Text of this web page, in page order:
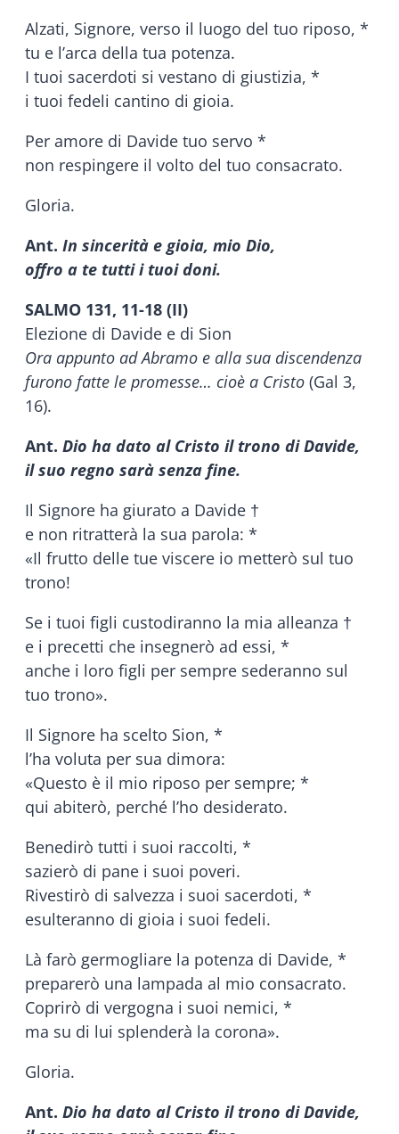
Alzati, Signore, verso il luogo del tuo riposo, *
tu e l’arca della tua potenza.
I tuoi sacerdoti si vestano di giustizia, *
i tuoi fedeli cantino di gioia.
Per amore di Davide tuo servo *
non respingere il volto del tuo consacrato.
Gloria.
Ant. In sincerità e gioia, mio Dio,
offro a te tutti i tuoi doni.
SALMO 131, 11-18 (II)
Elezione di Davide e di Sion
Ora appunto ad Abramo e alla sua discendenza
furono fatte le promesse… cioè a Cristo (Gal 3,
16).
Ant. Dio ha dato al Cristo il trono di Davide,
il suo regno sarà senza fine.
Il Signore ha giurato a Davide †
e non ritratterà la sua parola: *
«Il frutto delle tue viscere io metterò sul tuo
trono!
Se i tuoi figli custodiranno la mia alleanza †
e i precetti che insegnerò ad essi, *
anche i loro figli per sempre sederanno sul
tuo trono».
Il Signore ha scelto Sion, *
l’ha voluta per sua dimora:
«Questo è il mio riposo per sempre; *
qui abiterò, perché l’ho desiderato.
Benedirò tutti i suoi raccolti, *
sazierò di pane i suoi poveri.
Rivestirò di salvezza i suoi sacerdoti, *
esulteranno di gioia i suoi fedeli.
Là farò germogliare la potenza di Davide, *
preparerò una lampada al mio consacrato.
Coprirò di vergogna i suoi nemici, *
ma su di lui splenderà la corona».
Gloria.
Ant. Dio ha dato al Cristo il trono di Davide,